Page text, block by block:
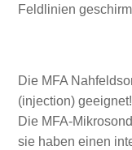
Feldlinien
Die MFA
(injection) geeignet!
Die MFA-
sie haben einen